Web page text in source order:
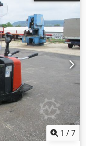
1 /7